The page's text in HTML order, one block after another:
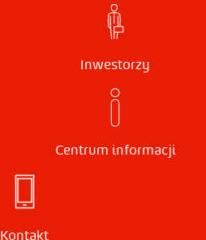
Inwestorzy
Centrum informacji
Kontakt